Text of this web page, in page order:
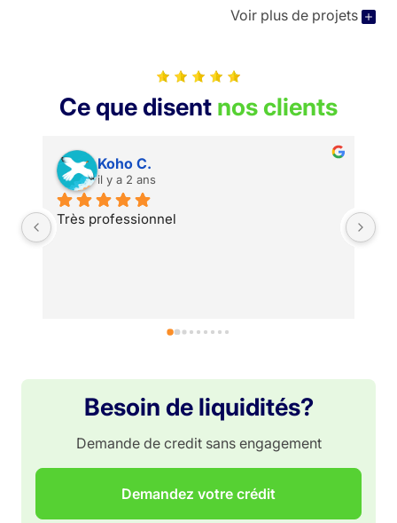
Voir plus de projets
Ce que disent nos clients
Koho C.
il y a 2 ans
Très professionnel
Besoin de liquidités?
Demande de credit sans engagement
Demandez votre crédit